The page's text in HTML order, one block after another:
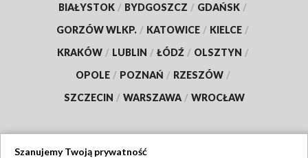
BIAŁYSTOK / BYDGOSZCZ / GDAŃSK /
GORZÓW WLKP. / KATOWICE / KIELCE /
KRAKÓW / LUBLIN / ŁÓDŹ / OLSZTYN /
OPOLE / POZNAŃ / RZESZÓW /
SZCZECIN / WARSZAWA / WROCŁAW
Szanujemy Twoją prywatność